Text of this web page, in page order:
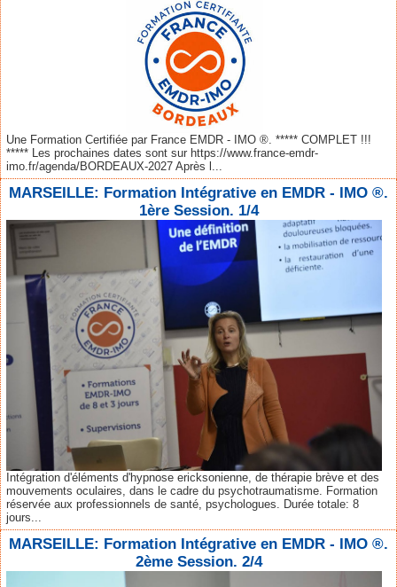
Une Formation Certifiée par France EMDR - IMO ®. ***** COMPLET !!!
***** Les prochaines dates sont sur https://www.france-emdr-
imo.fr/agenda/BORDEAUX-2027 Après l...
MARSEILLE: Formation Intégrative en EMDR - IMO ®.
1ère Session. 1/4
Intégration d'éléments d'hypnose ericksonienne, de thérapie brève et des
mouvements oculaires, dans le cadre du psychotraumatisme. Formation
réservée aux professionnels de santé, psychologues. Durée totale: 8
jours...
MARSEILLE: Formation Intégrative en EMDR - IMO ®.
2ème Session. 2/4